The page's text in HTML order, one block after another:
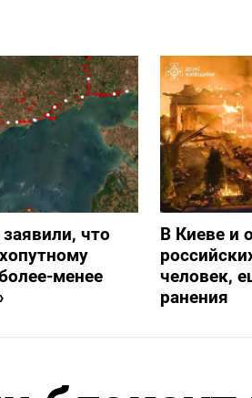
что
менее
В Киеве и
человек,
ранения